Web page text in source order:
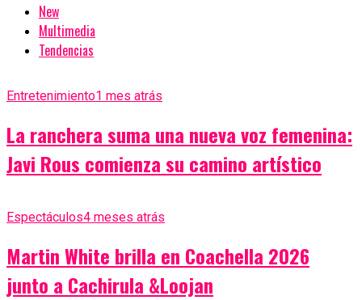
New
Multimedia
Tendencias
Entretenimiento1 mes atrás
La ranchera suma una nueva voz femenina:
Javi Rous comienza su camino artístico
Espectáculos4 meses atrás
Martin White brilla en Coachella 2026
junto a Cachirula &Loojan